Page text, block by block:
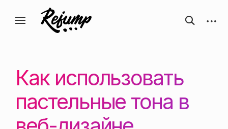
содержанию
Искусство, дизайн, вдохновение —
ReJump.ru
Блог о творчестве
открыть
форму
Как использовать
пастельные тона в